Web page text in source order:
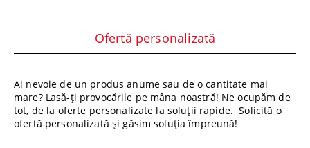
Ofertă personalizată
Ai nevoie de un produs anume sau de o cantitate mai
mare? Lasă-ți provocările pe mâna noastră! Ne ocupăm de
tot, de la oferte personalizate la soluții rapide. Solicită o
ofertă personalizată și găsim soluția împreună!